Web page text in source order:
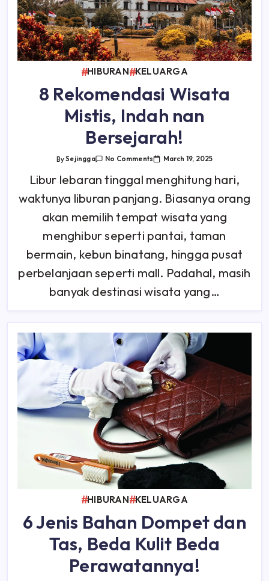
HIBURAN KELUARGA
8 Rekomendasi Wisata
Mistis, Indah nan
Bersejarah!
BySejingga No CommentsOn
Wisata
Mistis,
Indah
Nan
Bersejarah!
March 19, 2025
Libur lebaran tinggal menghitung hari,
waktunya liburan panjang. Biasanya orang
akan memilih tempat wisata yang
menghibur seperti pantai, taman
bermain, kebun binatang, hingga pusat
perbelanjaan seperti mall. Padahal, masih
banyak destinasi wisata yang…
HIBURAN KELUARGA
6 Jenis Bahan Dompet dan
Tas, Beda Kulit Beda
Perawatannya!